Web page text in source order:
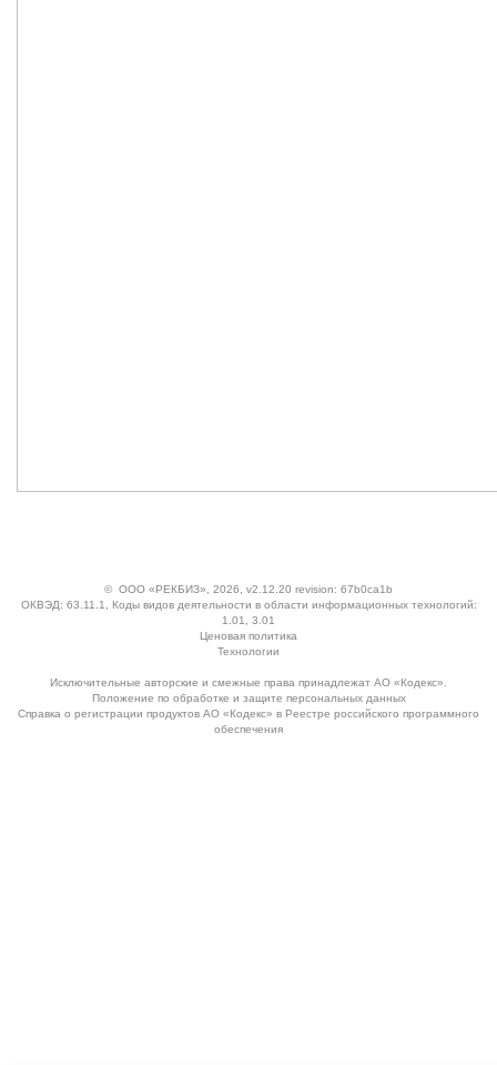
© ООО «РЕКБИЗ» , 2026, v2.12.20 revision: 67b0ca1b
ОКВЭД: 63.11.1, Коды видов деятельности в области информационных технологий:
1.01, 3.01
Ценовая политика
Технологии
Исключительные авторские и смежные права принадлежат АО «Кодекс».
Положение по обработке и защите персональных данных
Справка о регистрации продуктов АО «Кодекс» в Реестре российского программного
обеспечения